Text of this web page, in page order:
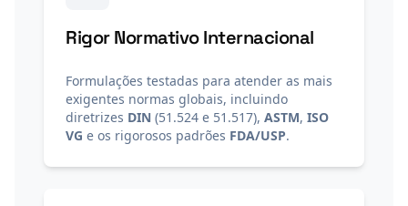
Rigor Normativo Internacional
Formulações testadas para atender as mais
exigentes normas globais, incluindo
diretrizes DIN (51.524 e 51.517), ASTM, ISO
VG e os rigorosos padrões FDA/USP.